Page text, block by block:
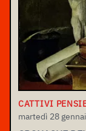
CATTIVI
martedì 28